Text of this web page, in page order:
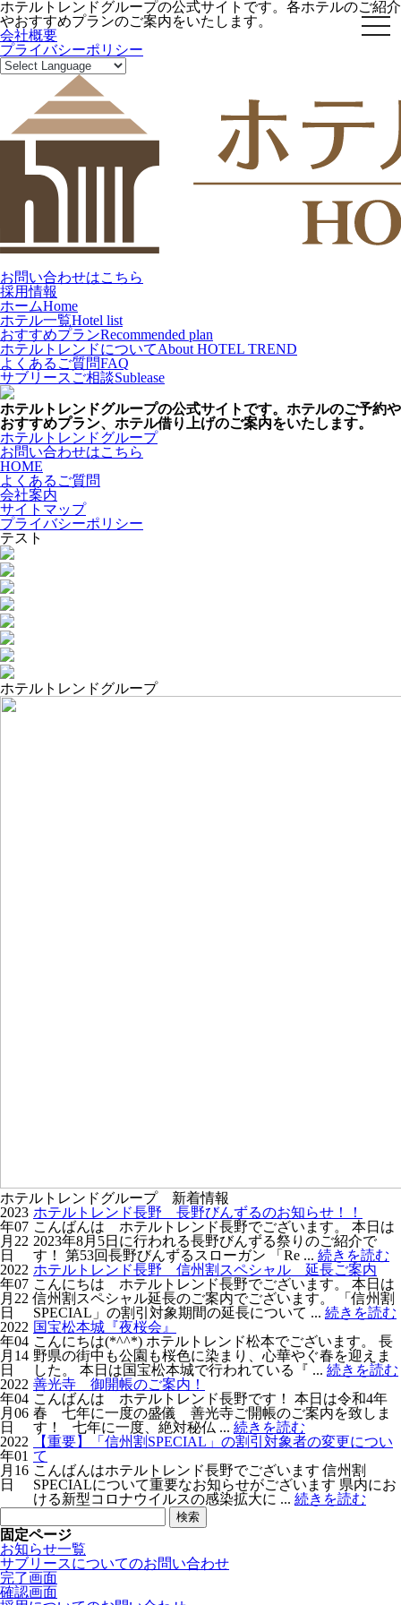
ホテルトレンドグループの公式サイトです。各ホテルのご紹介
やおすすめプランのご案内をいたします。
会社概要
プライバシーポリシー
お問い合わせはこちら
採用情報
ホームHome
ホテル一覧Hotel list
おすすめプランRecommended plan
ホテルトレンドについてAbout HOTEL TREND
よくあるご質問FAQ
サブリースご相談Sublease
ホテルトレンドグループの公式サイトです。ホテルのご予約や
おすすめプラン、ホテル借り上げのご案内をいたします。
ホテルトレンドグループ
お問い合わせはこちら
HOME
よくあるご質問
会社案内
サイトマップ
プライバシーポリシー
テスト
ホテルトレンドグループ
ホテルトレンドグループ 新着情報
2023
年07
月22
日
ホテルトレンド長野 長野びんずるのお知らせ！！
こんばんは ホテルトレンド長野でございます。 本日は
2023年8月5日に行われる長野びんずる祭りのご紹介で
す！ 第53回長野びんずるスローガン 「Re ... 続きを読む
2022
年07
月22
日
ホテルトレンド長野 信州割スペシャル 延長ご案内
こんにちは ホテルトレンド長野でございます。 本日は
信州割スペシャル延長のご案内でございます。 「信州割
SPECIAL」の割引対象期間の延長について ... 続きを読む
2022
年04
月14
日
国宝松本城『夜桜会』
こんにちは(*^^*) ホテルトレンド松本でございます。 長
野県の街中も公園も桜色に染まり、心華やぐ春を迎えま
した。 本日は国宝松本城で行われている『 ... 続きを読む
2022
年04
月06
日
善光寺 御開帳のご案内！
こんばんは ホテルトレンド長野です！ 本日は令和4年
春 七年に一度の盛儀 善光寺ご開帳のご案内を致しま
す！ 七年に一度、絶対秘仏 ... 続きを読む
2022
年01
月16
日
【重要】「信州割SPECIAL」の割引対象者の変更につい
て
こんばんはホテルトレンド長野でございます 信州割
SPECIALについて重要なお知らせがございます 県内にお
ける新型コロナウイルスの感染拡大に ... 続きを読む
検
索:
固定ページ
お知らせ一覧
サブリースについてのお問い合わせ
完了画面
確認画面